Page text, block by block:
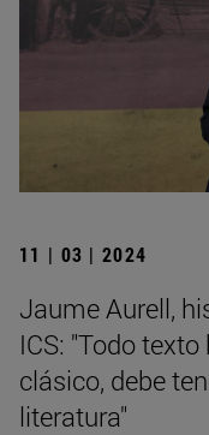
11 | 03 | 2024
Jaume Aurell,
ICS: "Todo
clásico, debe
literatura"